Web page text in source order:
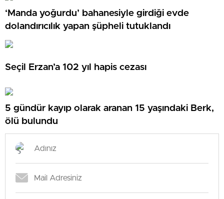
‘Manda yoğurdu’ bahanesiyle girdiği evde
dolandırıcılık yapan şüpheli tutuklandı
Seçil Erzan’a 102 yıl hapis cezası
5 gündür kayıp olarak aranan 15 yaşındaki Berk,
ölü bulundu